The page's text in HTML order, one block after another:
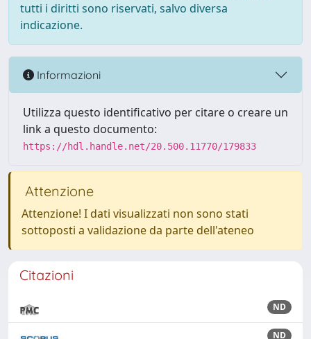
tutti i diritti sono riservati, salvo diversa
indicazione.
Informazioni
Utilizza questo identificativo per citare o creare un
link a questo documento:
https://hdl.handle.net/20.500.11770/179833
Attenzione
Attenzione! I dati visualizzati non sono stati
sottoposti a validazione da parte dell'ateneo
Citazioni
ND
ND